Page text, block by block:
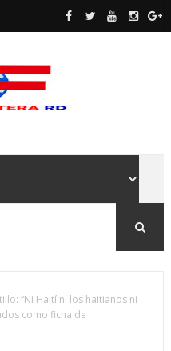
“Ni Haití ni los haitianos ni
como ficha de